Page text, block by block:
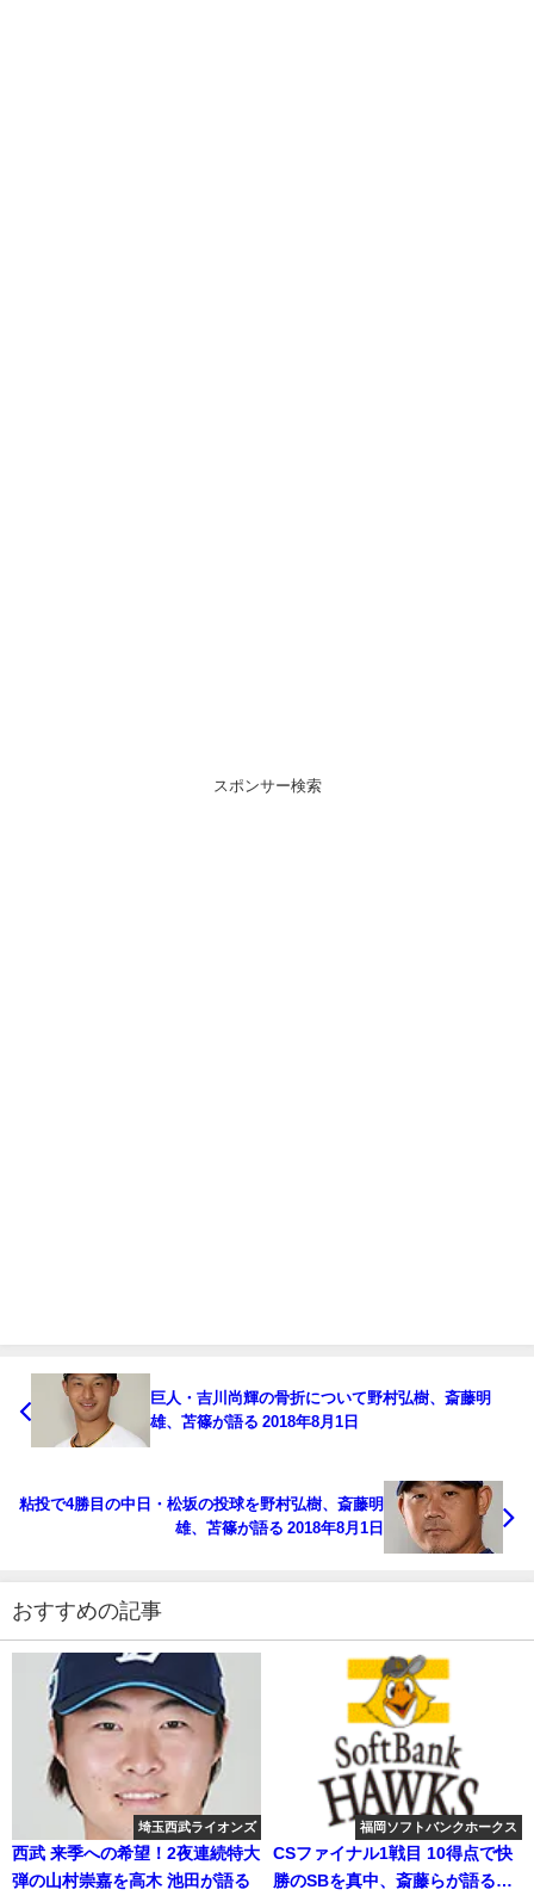
スポンサー検索
巨人・吉川尚輝の骨折について野村弘樹、斎藤明
雄、苫篠が語る 2018年8月1日
粘投で4勝目の中日・松坂の投球を野村弘樹、斎藤明
雄、苫篠が語る 2018年8月1日
おすすめの記事
埼玉西武ライオンズ
西武 来季への希望！2夜連続特大
弾の山村崇嘉を高木 池田が語る
福岡ソフトバンクホークス
CSファイナル1戦目 10得点で快
勝のSBを真中、斎藤らが語る